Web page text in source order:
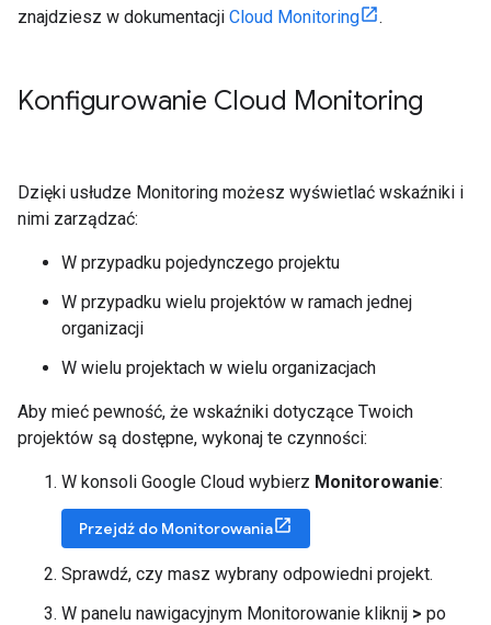
znajdziesz w dokumentacji Cloud Monitoring .
Konfigurowanie Cloud Monitoring
Dzięki usłudze Monitoring możesz wyświetlać wskaźniki i
nimi zarządzać:
W przypadku pojedynczego projektu
W przypadku wielu projektów w ramach jednej
organizacji
W wielu projektach w wielu organizacjach
Aby mieć pewność, że wskaźniki dotyczące Twoich
projektów są dostępne, wykonaj te czynności:
W konsoli Google Cloud wybierz Monitorowanie:
Przejdź do Monitorowania
Sprawdź, czy masz wybrany odpowiedni projekt.
W panelu nawigacyjnym Monitorowanie kliknij > po